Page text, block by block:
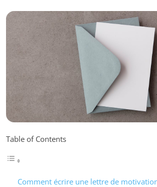
Table of Contents
Comment écrire une lettre de